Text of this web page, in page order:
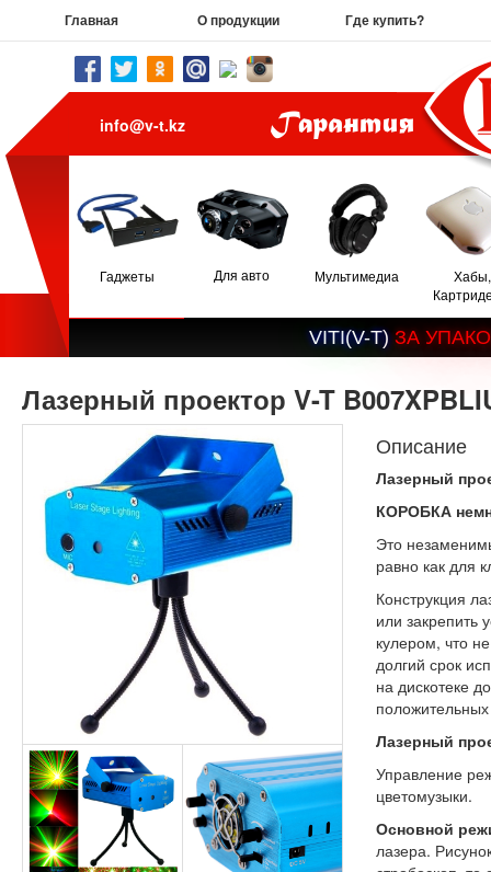
Главная О продукции Где купить?
info@v-t.kz
Гаджеты Для авто Мультимедиа
Хабы,
VITI(V-T) ЗА УПАКО
Лазерный проектор V-T
Описание
Лазерный
КОРОБКА
Это
равно как для
Конструкция
или закрепить
кулером, что
долгий срок
на дискотеке
Лазерный
Управление
цветомузыки.
Основной
лазера.